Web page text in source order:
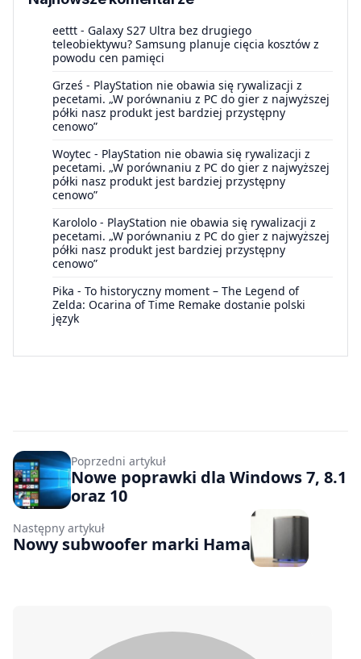
eettt - Galaxy S27 Ultra bez drugiego
teleobiektywu? Samsung planuje cięcia kosztów z
powodu cen pamięci
Grześ - PlayStation nie obawia się rywalizacji z
pecetami. „W porównaniu z PC do gier z najwyższej
półki nasz produkt jest bardziej przystępny
cenowo”
Woytec - PlayStation nie obawia się rywalizacji z
pecetami. „W porównaniu z PC do gier z najwyższej
półki nasz produkt jest bardziej przystępny
cenowo”
Karololo - PlayStation nie obawia się rywalizacji z
pecetami. „W porównaniu z PC do gier z najwyższej
półki nasz produkt jest bardziej przystępny
cenowo”
Pika - To historyczny moment – The Legend of
Zelda: Ocarina of Time Remake dostanie polski
język
Poprzedni artykuł
Nowe poprawki dla Windows 7, 8.1
oraz 10
Następny artykuł
Nowy subwoofer marki Hama